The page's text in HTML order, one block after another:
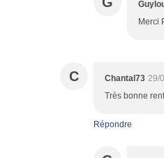
Merci
C Chantal73 29/
Très bonne
Répondre